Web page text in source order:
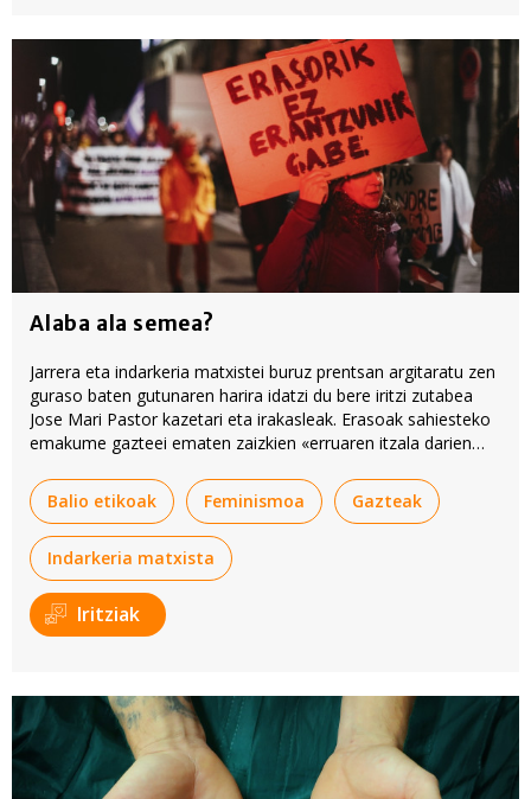
Alaba ala semea?
Jarrera eta indarkeria matxistei buruz prentsan argitaratu zen
guraso baten gutunaren harira idatzi du bere iritzi zutabea
Jose Mari Pastor kazetari eta irakasleak. Erasoak sahiesteko
emakume gazteei ematen zaizkien «erruaren itzala darien
gogorarazteko gomendioak hobesten dituzte biek ala biek.
Balio etikoak Feminismoa Gazteak
Indarkeria matxista
Iritziak